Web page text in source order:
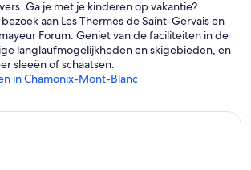
Ga je met je kinderen op vakantie?
aan Les Thermes de Saint-Gervais en
Forum. Geniet van de faciliteiten in de
langlaufmogelijkheden en skigebieden, en
sleeën of schaatsen.
in Chamonix-Mont-Blanc